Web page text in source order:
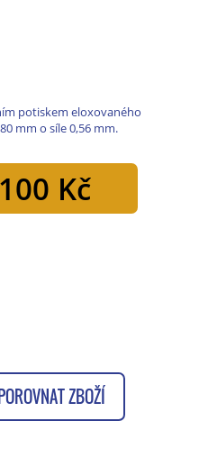
potiskem eloxovaného
mm o síle 0,56 mm.
100 Kč
ZBOŽÍ